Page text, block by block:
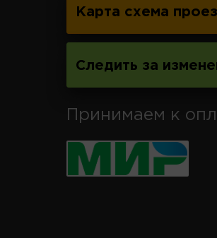
Карта схема
Следить за
Принимаем к